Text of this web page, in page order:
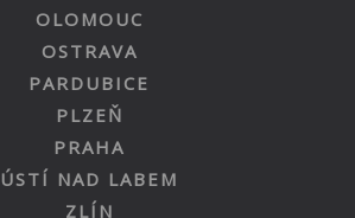
OLOMOUC
OSTRAVA
PARDUBICE
PLZEŇ
PRAHA
ÚSTÍ NAD LABEM
ZLÍN